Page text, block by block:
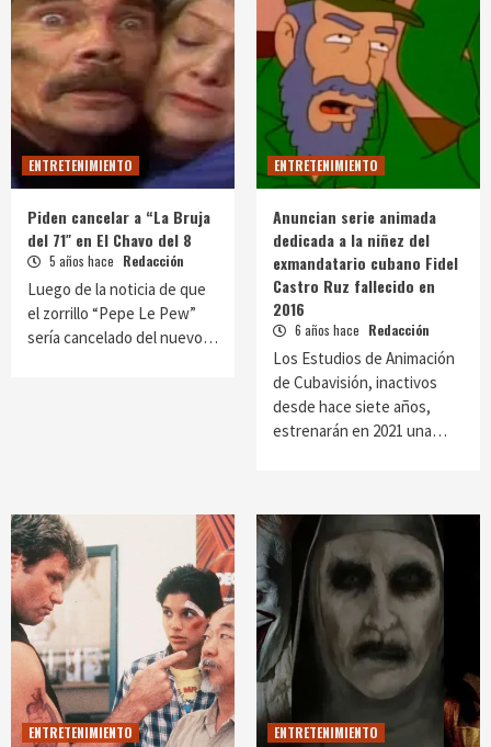
ENTRETENIMIENTO
Piden cancelar a “La Bruja
del 71″ en El Chavo del 8
5 años hace Redacción
Luego de la noticia de que
el zorrillo “Pepe Le Pew”
sería cancelado del nuevo…
ENTRETENIMIENTO
Anuncian serie animada
dedicada a la niñez del
exmandatario cubano Fidel
Castro Ruz fallecido en
2016
6 años hace Redacción
Los Estudios de Animación
de Cubavisión, inactivos
desde hace siete años,
estrenarán en 2021 una…
ENTRETENIMIENTO ENTRETENIMIENTO